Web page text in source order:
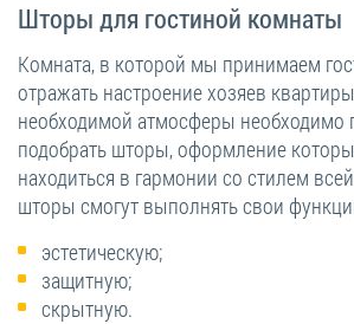
Шторы для гостиной комнаты
Комната, в которой мы принимаем
отражать настроение хозяев
необходимой атмосферы необходимо
подобрать шторы, оформление
находиться в гармонии со стилем
шторы смогут выполнять свои
эстетическую;
защитную;
скрытную.